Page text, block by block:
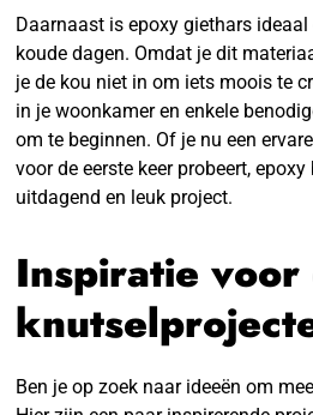
Daarnaast is epoxy giethars
koude dagen. Omdat je dit
je de kou niet in om iets moois te
in je woonkamer en enkele
om te beginnen. Of je nu een
voor de eerste keer probeert,
uitdagend en leuk project.
Inspiratie voor
Ben je op zoek naar ideeën om